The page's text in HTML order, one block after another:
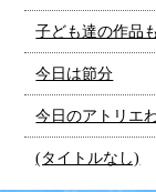
子ども達の作品
今日は節分
今日のアトリエ
(タイトルなし)